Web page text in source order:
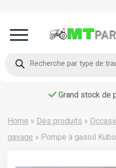
produits
Livraison
Home » Des produits »
gavage » Pompe à gasoil